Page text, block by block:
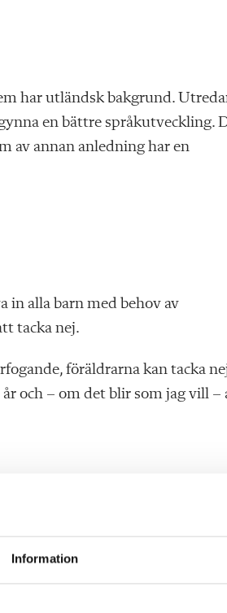
Information
har utländsk bakgrund.
en bättre språkutveckling.
av annan anledning har en
in alla barn med behov av
tacka nej.
föräldrarna kan tacka
och – om det blir som jag vill –
det första skolåret hos
om obligatorisk förskola.